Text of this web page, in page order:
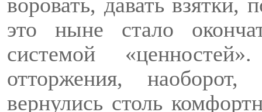
это ныне стало
системой
отторжения,
вернулись столь